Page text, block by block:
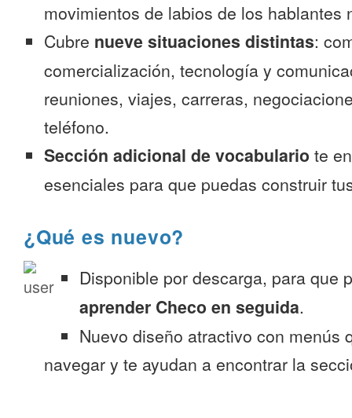
movimientos de labios de los hablantes
Cubre nueve situaciones distintas:
comercialización, tecnología y
reuniones, viajes, carreras,
teléfono.
Sección adicional de vocabulario te
esenciales para que puedas construir
¿Qué es nuevo?
Disponible por descarga, para que
aprender Checo en seguida.
Nuevo diseño atractivo con menús
navegar y te ayudan a encontrar la